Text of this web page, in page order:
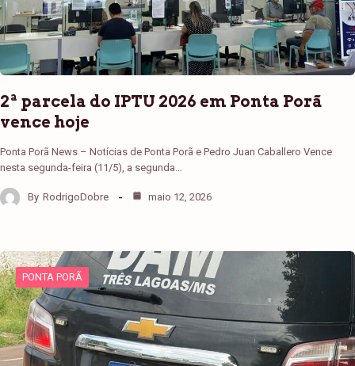
2ª parcela do IPTU 2026 em Ponta Porã
vence hoje
Ponta Porã News – Notícias de Ponta Porã e Pedro Juan Caballero Vence
nesta segunda-feira (11/5), a segunda…
By RodrigoDobre maio 12, 2026
PONTA PORÃ